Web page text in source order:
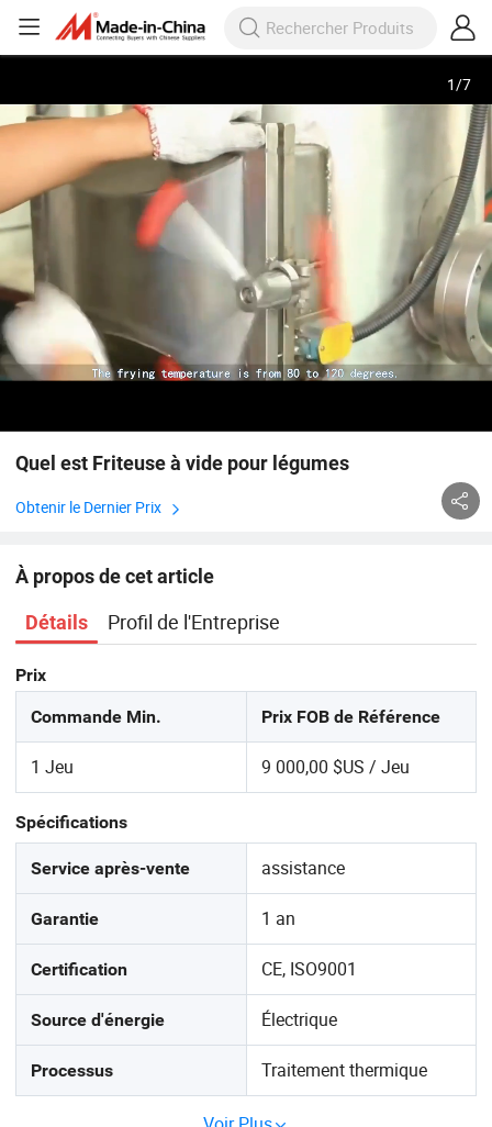
1/7
Quel est Friteuse à vide pour légumes
Obtenir le Dernier Prix
À propos de cet article
Détails Profil de l'Entreprise
Prix
Commande Min. Prix FOB de Référence
1 Jeu 9 000,00 $US / Jeu
Spécifications
Service après-vente assistance
Garantie 1 an
Certification CE, ISO9001
Source d'énergie Électrique
Processus Traitement thermique